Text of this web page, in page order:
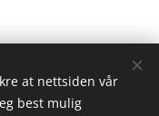
at nettsiden vår
best mulig